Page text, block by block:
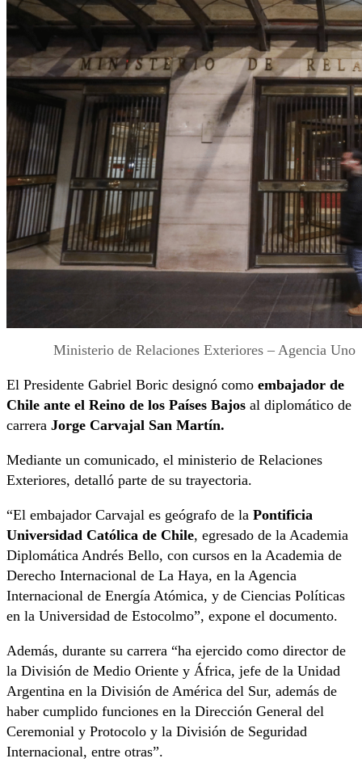
Ministerio de Relaciones Exteriores – Agencia Uno
El Presidente Gabriel Boric designó como embajador de
Chile ante el Reino de los Países Bajos al diplomático de
carrera Jorge Carvajal San Martín.
Mediante un comunicado, el ministerio de Relaciones
Exteriores, detalló parte de su trayectoria.
“El embajador Carvajal es geógrafo de la Pontificia
Universidad Católica de Chile, egresado de la Academia
Diplomática Andrés Bello, con cursos en la Academia de
Derecho Internacional de La Haya, en la Agencia
Internacional de Energía Atómica, y de Ciencias Políticas
en la Universidad de Estocolmo”, expone el documento.
Además, durante su carrera “ha ejercido como director de
la División de Medio Oriente y África, jefe de la Unidad
Argentina en la División de América del Sur, además de
haber cumplido funciones en la Dirección General del
Ceremonial y Protocolo y la División de Seguridad
Internacional, entre otras”.